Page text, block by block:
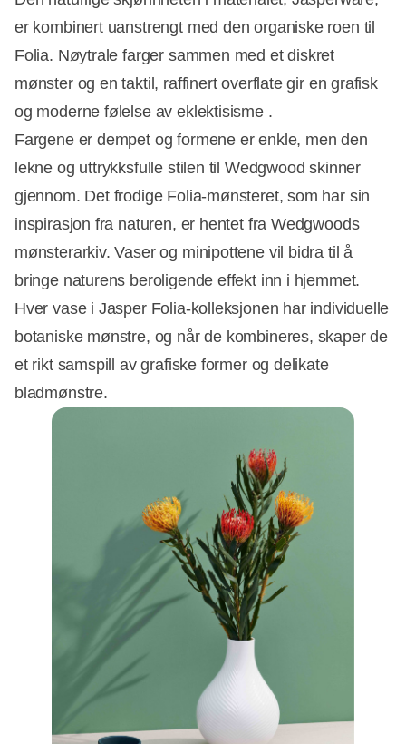
er kombinert uanstrengt med den organiske roen til
Folia. Nøytrale farger sammen med et diskret
mønster og en taktil, raffinert overflate gir en grafisk
og moderne følelse av eklektisisme .
Fargene er dempet og formene er enkle, men den
lekne og uttrykksfulle stilen til Wedgwood skinner
gjennom. Det frodige Folia-mønsteret, som har sin
inspirasjon fra naturen, er hentet fra Wedgwoods
mønsterarkiv. Vaser og minipottene vil bidra til å
bringe naturens beroligende effekt inn i hjemmet.
Hver vase i Jasper Folia-kolleksjonen har individuelle
botaniske mønstre, og når de kombineres, skaper de
et rikt samspill av grafiske former og delikate
bladmønstre.